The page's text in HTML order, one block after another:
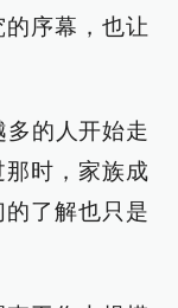
序幕，也让
多的人开始走
时，家族成
了解也只是